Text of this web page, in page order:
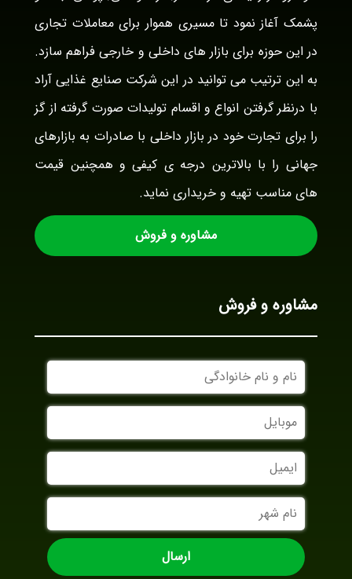
پشمک آغاز نمود تا مسیری هموار برای معاملات تجاری
در این حوزه برای بازار های داخلی و خارجی فراهم سازد.
به این ترتیب می توانید در این شرکت صنایع غذایی آراد
با درنظر گرفتن انواع و اقسام تولیدات صورت گرفته از گز
را برای تجارت خود در بازار داخلی با صادرات به بازارهای
جهانی را با بالاترین درجه ی کیفی و همچنین قیمت
های مناسب تهیه و خریداری نماید.
مشاوره و فروش
مشاوره و فروش
نام
و
نام
خانوادگی
موبایل
ایمیل
نام
شهر